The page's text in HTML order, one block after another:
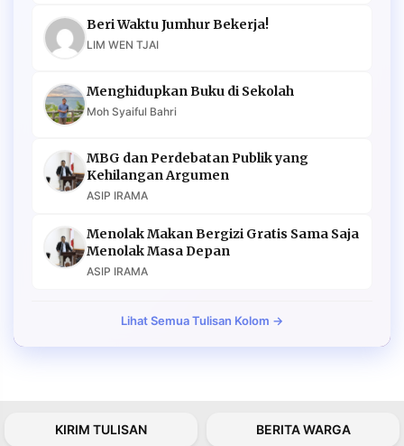
Beri Waktu Jumhur Bekerja!
LIM WEN TJAI
Menghidupkan Buku di Sekolah
Moh Syaiful Bahri
MBG dan Perdebatan Publik yang
Kehilangan Argumen
ASIP IRAMA
Menolak Makan Bergizi Gratis Sama Saja
Menolak Masa Depan
ASIP IRAMA
Lihat Semua Tulisan Kolom →
KIRIM TULISAN BERITA WARGA